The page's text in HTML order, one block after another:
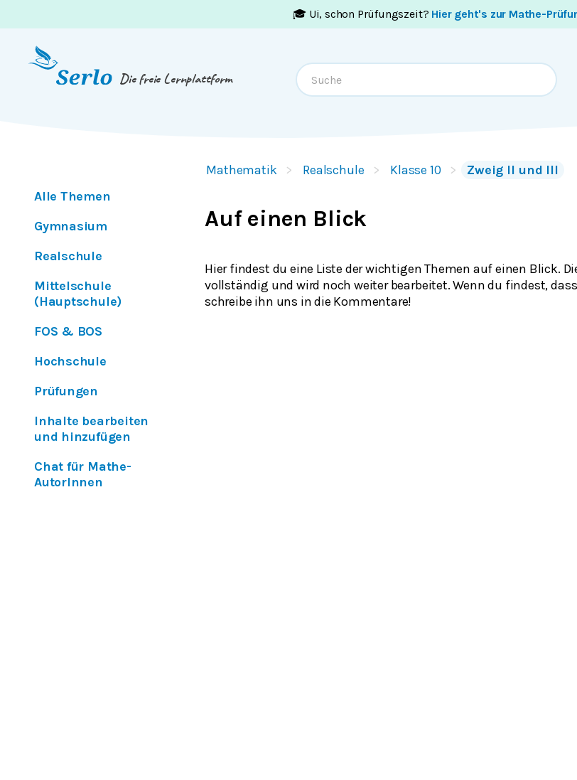
🎓 Ui, schon Prüfungszeit? Hier geht's zur Mathe-
Die freie Lernplattform
Alle Themen
Gymnasium
Realschule
Mittelschule
(Hauptschule)
FOS & BOS
Hochschule
Prüfungen
Inhalte bearbeiten
und hinzufügen
Chat für Mathe-
AutorInnen
Mathematik Realschule Klasse 10 Zweig II und III
Auf einen Blick
Hier findest du eine Liste der wichtigen Themen auf einen Blick.
vollständig und wird noch weiter bearbeitet. Wenn du findest,
schreibe ihn uns in die Kommentare!